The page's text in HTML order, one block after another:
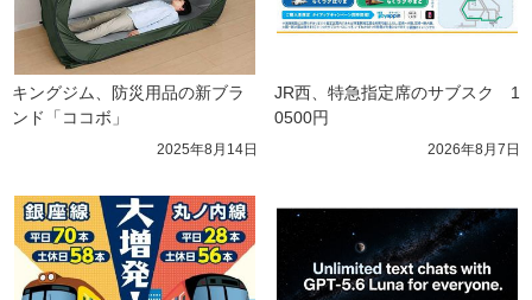
キングジム、防災用品の新ブラ
ンド「ココボ」
2025年8月14日
JR西、特急指定席のサブスク　1
0500円
2026年8月7日